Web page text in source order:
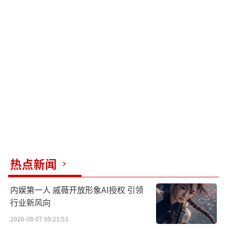
热点新闻
内娱第一人 戚薇开放形象AI授权 引领
行业新风向
2026-08-07 09:21:53